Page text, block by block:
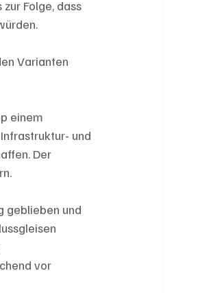
Folge, dass
Varianten
einem
und
Der
geblieben und
vor